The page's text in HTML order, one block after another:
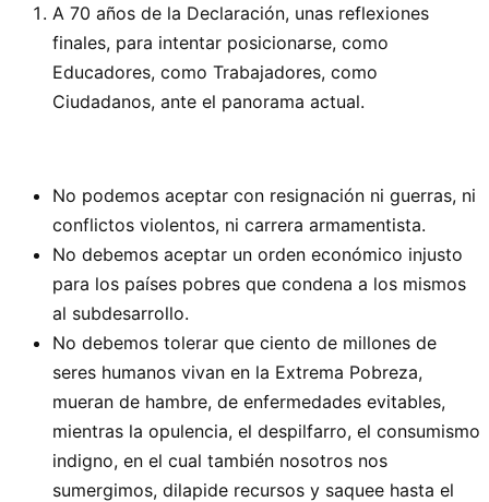
A 70 años de la Declaración, unas reflexiones
finales, para intentar posicionarse, como
Educadores, como Trabajadores, como
Ciudadanos, ante el panorama actual.
No podemos aceptar con resignación ni guerras, ni
conflictos violentos, ni carrera armamentista.
No debemos aceptar un orden económico injusto
para los países pobres que condena a los mismos
al subdesarrollo.
No debemos tolerar que ciento de millones de
seres humanos vivan en la Extrema Pobreza,
mueran de hambre, de enfermedades evitables,
mientras la opulencia, el despilfarro, el consumismo
indigno, en el cual también nosotros nos
sumergimos, dilapide recursos y saquee hasta el